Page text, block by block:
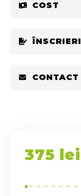
COST
ÎNSCRIERI
CONTACT
375 lei